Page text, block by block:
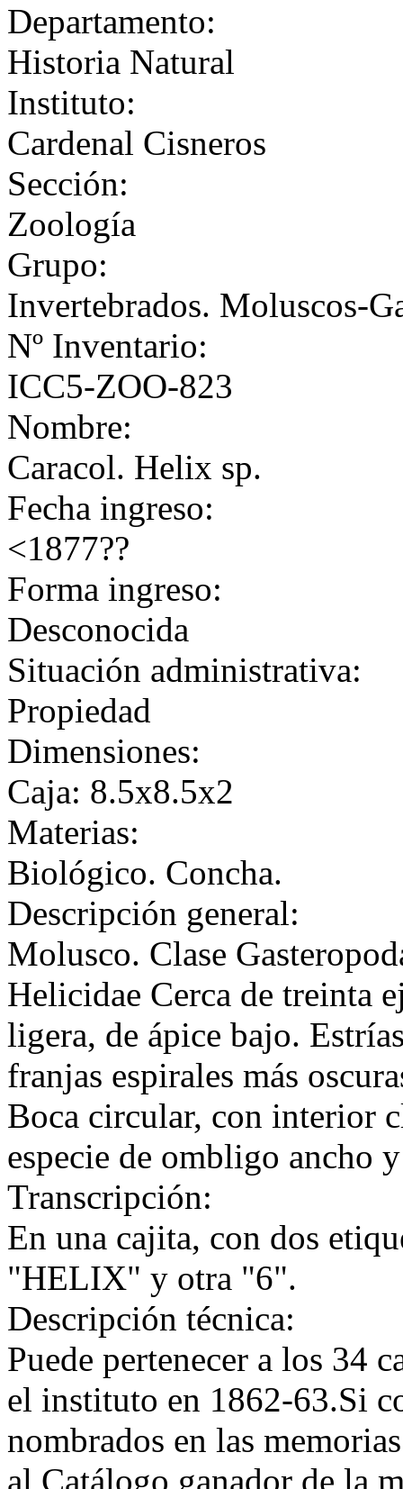
Departamento:
Historia Natural
Instituto:
Cardenal Cisneros
Sección:
Zoología
Grupo:
Invertebrados. Moluscos-
Nº Inventario:
ICC5-ZOO-823
Nombre:
Caracol. Helix sp.
Fecha ingreso:
<1877??
Forma ingreso:
Desconocida
Situación administrativa:
Propiedad
Dimensiones:
Caja: 8.5x8.5x2
Materias:
Biológico. Concha.
Descripción general:
Molusco. Clase
Helicidae Cerca de treinta
ligera, de ápice bajo.
franjas espirales más
Boca circular, con interior
especie de ombligo ancho
Transcripción:
En una cajita, con dos
"HELIX" y otra "6".
Descripción técnica:
Puede pertenecer a los 34
el instituto en 1862-63.Si
nombrados en las
al Catálogo ganador de la